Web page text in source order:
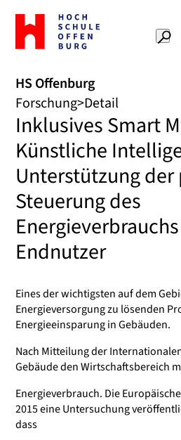
Zur
Startseite
Hochschule
HS Offenburg
Forschung Detail
Inklusives Smart
Künstliche
Unterstützung
Steuerung des
Endnutzer
Eines der wichtigsten auf dem
Energieversorgung zu lösenden
Energieeinsparung in Gebäuden.
Nach Mitteilung der
Gebäude den Wirtschaftsbereich
Energieverbrauch. Die
2015 eine Untersuchung
dass